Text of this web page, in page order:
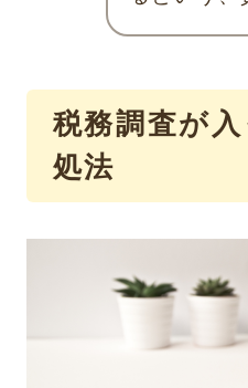
税務調査が
処法